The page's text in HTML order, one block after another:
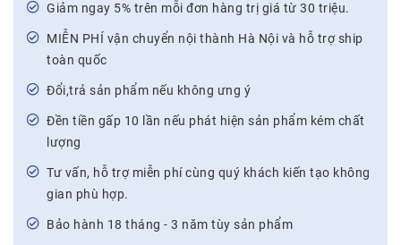
Giảm ngay 5% trên mỗi đơn hàng trị giá từ 30 triệu.
MIỄN PHÍ vận chuyển nội thành Hà Nội và hỗ trợ ship
toàn quốc
Đổi,trả sản phẩm nếu không ưng ý
Đền tiền gấp 10 lần nếu phát hiện sản phẩm kém chất
lượng
Tư vấn, hỗ trợ miễn phí cùng quý khách kiến tạo không
gian phù hợp.
Bảo hành 18 tháng - 3 năm tùy sản phẩm